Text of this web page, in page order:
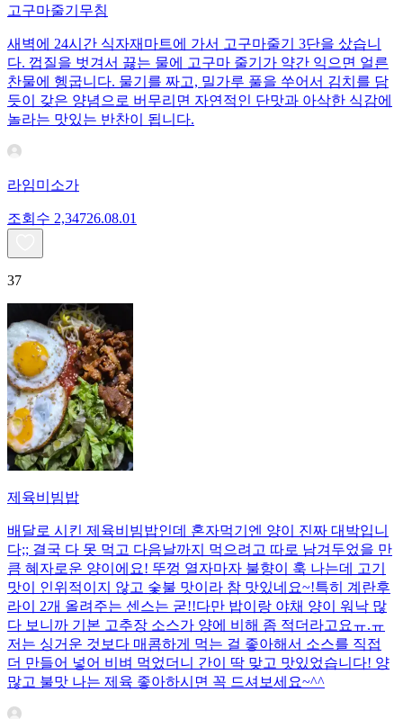
고구마줄기무침
새벽에 24시간 식자재마트에 가서 고구마줄기 3단을 샀습니
다. 껍질을 벗겨서 끓는 물에 고구마 줄기가 약간 익으면 얼른
찬물에 헹굽니다. 물기를 짜고, 밀가루 풀을 쑤어서 김치를 담
듯이 갖은 양념으로 버무리면 자연적인 단맛과 아삭한 식감에
놀라는 맛있는 반찬이 됩니다.
라임미소가
조회수 2,34726.08.01
37
제육비빔밥
배달로 시킨 제육비빔밥인데 혼자먹기엔 양이 진짜 대박입니
다;; 결국 다 못 먹고 다음날까지 먹으려고 따로 남겨두었을 만
큼 혜자로운 양이에요! 뚜껑 열자마자 불향이 훅 나는데 고기
맛이 인위적이지 않고 숯불 맛이라 참 맛있네요~!특히 계란후
라이 2개 올려주는 센스는 굳!! ​다만 밥이랑 야채 양이 워낙 많
다 보니까 기본 고추장 소스가 양에 비해 좀 적더라고요ㅠ.ㅠ
저는 싱거운 것보다 매콤하게 먹는 걸 좋아해서 소스를 직접
더 만들어 넣어 비벼 먹었더니 간이 딱 맞고 맛있었습니다! 양
많고 불맛 나는 제육 좋아하시면 꼭 드셔보세요~^^